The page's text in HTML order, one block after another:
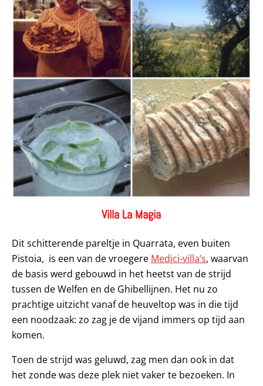
Villa La Magia
Dit schitterende pareltje in Quarrata, even buiten
Pistoia, is een van de vroegere Medici-villa’s, waarvan
de basis werd gebouwd in het heetst van de strijd
tussen de Welfen en de Ghibellijnen. Het nu zo
prachtige uitzicht vanaf de heuveltop was in die tijd
een noodzaak: zo zag je de vijand immers op tijd aan
komen.
Toen de strijd was geluwd, zag men dan ook in dat
het zonde was deze plek niet vaker te bezoeken. In